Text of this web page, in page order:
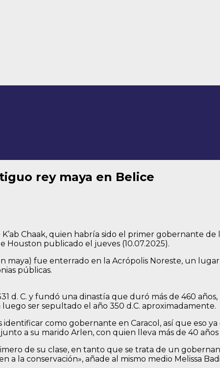
rey maya en Belice
Chaak, quien habría sido el primer gobernante
Houston publicado el jueves (10.07.2025).
maya) fue enterrado en la Acrópolis Noreste, un
públicas.
d. C. y fundó una dinastía que duró más de 460
ser sepultado el año 350 d.C. aproximadamente.
como gobernante en Caracol, así que eso
a su marido Arlen, con quien lleva más de 40
de su clase, en tanto que se trata de un
a la conservación», añade al mismo medio Melissa